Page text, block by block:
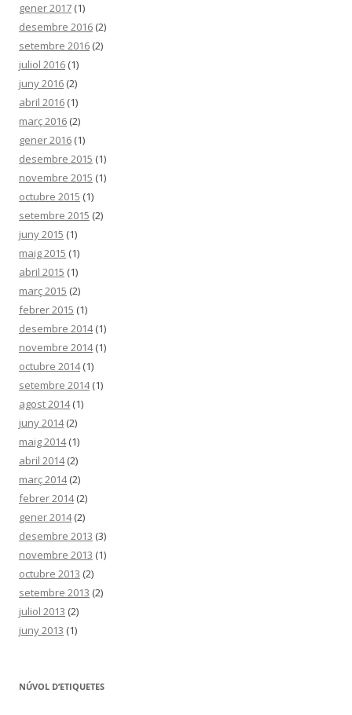
gener 2017 (1)
desembre 2016 (2)
setembre 2016 (2)
juliol 2016 (1)
juny 2016 (2)
abril 2016 (1)
març 2016 (2)
gener 2016 (1)
desembre 2015 (1)
novembre 2015 (1)
octubre 2015 (1)
setembre 2015 (2)
juny 2015 (1)
maig 2015 (1)
abril 2015 (1)
març 2015 (2)
febrer 2015 (1)
desembre 2014(1)
novembre 2014(1)
octubre 2014(1)
setembre 2014(1)
agost 2014(1)
juny 2014(2)
maig 2014(1)
abril 2014(2)
març 2014(2)
febrer 2014(2)
gener 2014(2)
desembre 2013 (3)
novembre 2013 (1)
octubre 2013 (2)
setembre 2013 (2)
juliol 2013 (2)
juny 2013 (1)
NÚVOL D’ETIQUETES